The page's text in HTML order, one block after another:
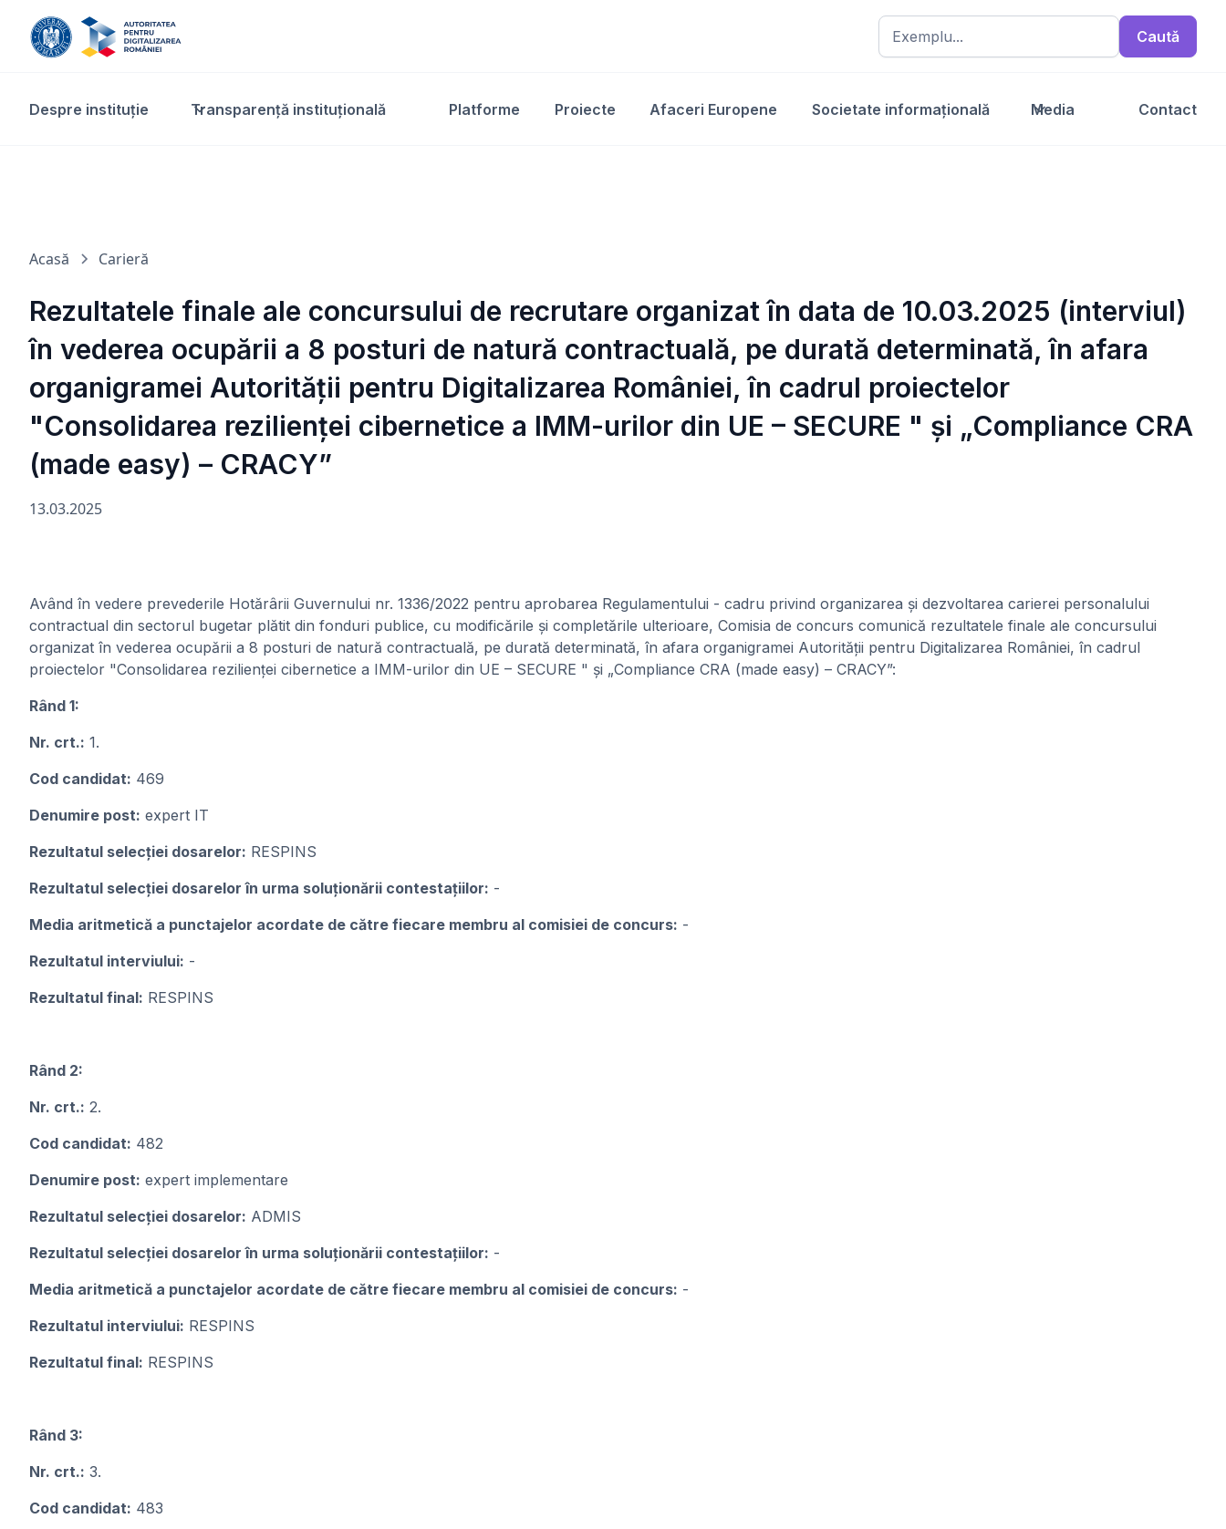
Despre instituție Transparență instituțională​ Platforme Proiecte Afaceri Europene Societate informațională Media Contact
Acasă Carieră
Rezultatele finale ale concursului de recrutare organizat în data de 10.03.2025 (interviul)
în vederea ocupării a 8 posturi de natură contractuală, pe durată determinată, în afara
organigramei Autorității pentru Digitalizarea României, în cadrul proiectelor
"Consolidarea rezilienței cibernetice a IMM-urilor din UE – SECURE " și „Compliance CRA
(made easy) – CRACY”
13.03.2025
Având în vedere prevederile Hotărârii Guvernului nr. 1336/2022 pentru aprobarea Regulamentului - cadru privind organizarea și dezvoltarea carierei personalului
contractual din sectorul bugetar plătit din fonduri publice, cu modificările și completările ulterioare, Comisia de concurs comunică rezultatele finale ale concursului
organizat în vederea ocupării a 8 posturi de natură contractuală, pe durată determinată, în afara organigramei Autorității pentru Digitalizarea României, în cadrul
proiectelor "Consolidarea rezilienței cibernetice a IMM-urilor din UE – SECURE " și „Compliance CRA (made easy) – CRACY”:
Rând 1:
Nr. crt.: 1.
Cod candidat: 469
Denumire post: expert IT
Rezultatul selecției dosarelor: RESPINS
Rezultatul selecției dosarelor în urma soluționării contestațiilor: -
Media aritmetică a punctajelor acordate de către fiecare membru al comisiei de concurs: -
Rezultatul interviului: -
Rezultatul final: RESPINS
Rând 2:
Nr. crt.: 2.
Cod candidat: 482
Denumire post: expert implementare
Rezultatul selecției dosarelor: ADMIS
Rezultatul selecției dosarelor în urma soluționării contestațiilor: -
Media aritmetică a punctajelor acordate de către fiecare membru al comisiei de concurs: -
Rezultatul interviului: RESPINS
Rezultatul final: RESPINS
Rând 3:
Nr. crt.: 3.
Cod candidat: 483